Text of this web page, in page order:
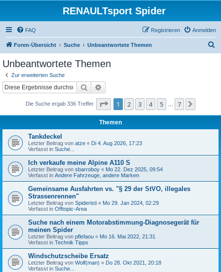
RENAULTsport Spider
FAQ Anmelden
Registrieren
Foren-Übersicht Suche Unbeantwortete Themen
Unbeantwortete Themen
Zur erweiterten Suche
Suche
Die Suche ergab 336 Treffer Seite 1von
1 2 3 4 5 7
Themen
Tankdeckel
Letzter Beitrag von atze « Di 4. Aug 2026, 17:23
Verfasst in Suche...
Ich verkaufe meine Alpine A110 S
Letzter Beitrag von sbarroboy « Mo 22. Dez 2025, 09:54
Verfasst in Andere Fahrzeuge, andere Marken
Gemeinsame Ausfahrten vs. "§ 29 der StVO, illegales
Strassenrennen"
Letzter Beitrag von Spideristi « Mo 29. Jan 2024, 02:29
Verfasst in Offtopic-Area
Suche nach einem Motorabstimmung-Diagnosegerät für
meinen Spider
Letzter Beitrag von pflefaou « Mo 16. Mai 2022, 21:31
Verfasst in Technik Tipps
Windschutzscheibe Ersatz
Letzter Beitrag von Wolf(man) « Do 28. Okt 2021, 20:18
Verfasst in Suche...